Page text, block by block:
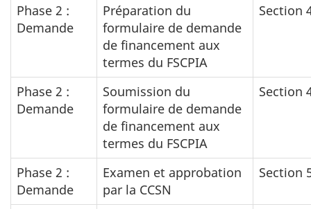
Phase 2 :
Demande
Préparation du
formulaire de demande
de financement aux
termes du FSCPIA
Section
Phase 2 :
Demande
Soumission du
formulaire de demande
de financement aux
termes du FSCPIA
Section
Phase 2 :
Demande
Examen et approbation
par la CCSN
Section